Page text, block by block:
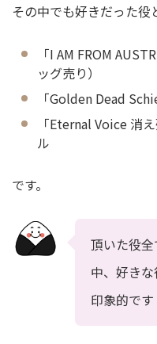
その中でも好きだった役
「I AM FROM
ッグ売り）
「Golden Dead
「Eternal Voice 消
ル
です。
頂いた役
中、好き
印象的です